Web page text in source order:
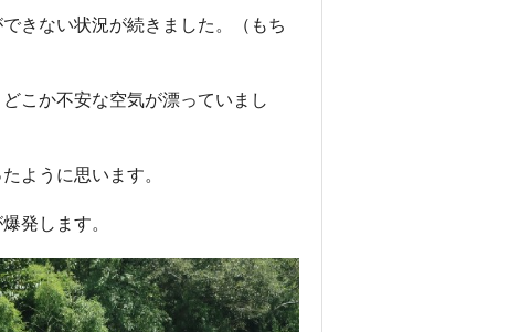
きない状況が続きました。（もち
こか不安な空気が漂っていまし
ように思います。
爆発します。